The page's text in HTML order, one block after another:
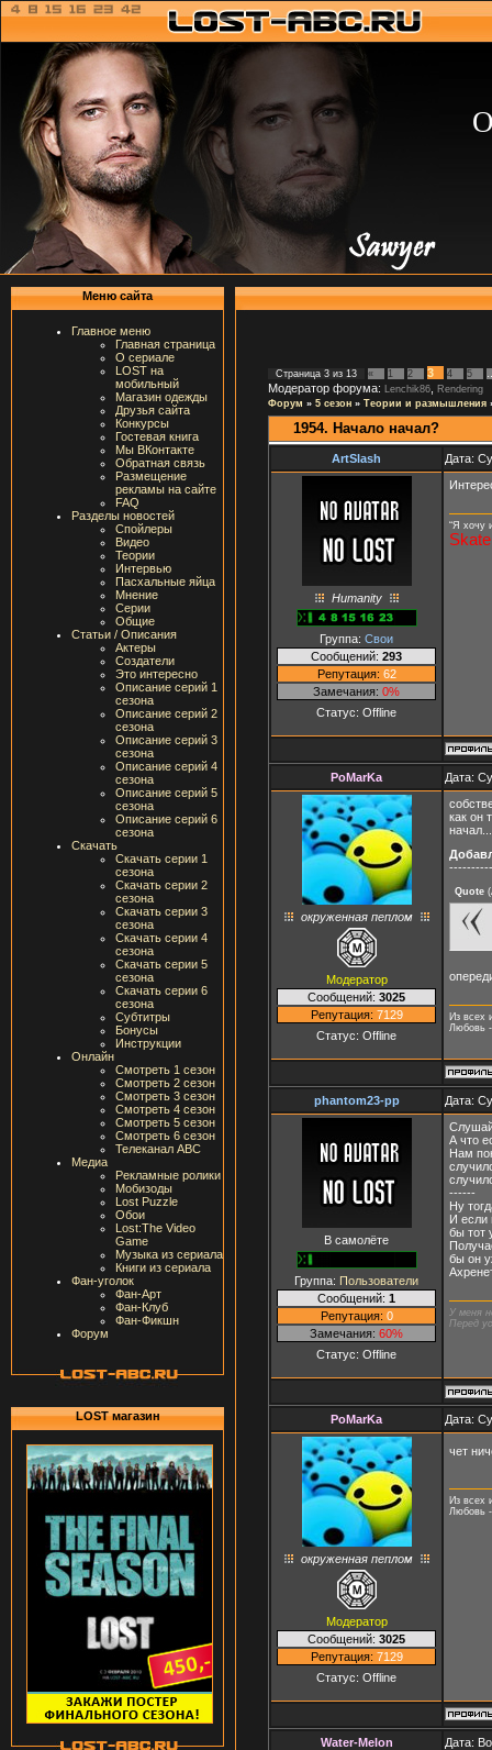
Меню сайта
Главное меню
Главная страница
О сериале
LOST на
мобильный
Магазин одежды
Друзья сайта
Конкурсы
Гостевая книга
Мы ВКонтакте
Обратная связь
Размещение
рекламы на сайте
FAQ
Разделы новостей
Спойлеры
Видео
Теории
Интервью
Пасхальные яйца
Мнение
Серии
Общие
Статьи / Описания
Актеры
Создатели
Это интересно
Описание серий 1
сезона
Описание серий 2
сезона
Описание серий 3
сезона
Описание серий 4
сезона
Описание серий 5
сезона
Описание серий 6
сезона
Скачать
Скачать серии 1
сезона
Скачать серии 2
сезона
Скачать серии 3
сезона
Скачать серии 4
сезона
Скачать серии 5
сезона
Скачать серии 6
сезона
Субтитры
Бонусы
Инструкции
Онлайн
Смотреть 1 сезон
Смотреть 2 сезон
Смотреть 3 сезон
Смотреть 4 сезон
Смотреть 5 сезон
Смотреть 6 сезон
Телеканал ABC
Медиа
Рекламные ролики
Мобизоды
Lost Puzzle
Обои
Lost:The Video
Game
Музыка из сериала
Книги из сериала
Фан-уголок
Фан-Арт
Фан-Клуб
Фан-Фикшн
Форум
LOST магазин
Страница 3 из 13 « 1 2 3 4 5
Модератор форума: Lenchik86
Rendering
Форум » 5 сезон » Теории и размышления
1954. Начало начал?
ArtSlash Дата:
Humanity
Группа: Свои
Сообщений: 293
Репутация: 62
Замечания: 0%
Статус: Offline
“Я хочу
Skate
PoMarKa Дата:
окруженная пеплом
Модератор
Сообщений: 3025
Репутация: 7129
Статус: Offline
как он
Quote (
Из всех
Любовь -
phantom23-pp Дата:
В самолёте
Группа: Пользователи
Сообщений: 1
Репутация: 0
Замечания: 60%
Статус: Offline
А что
Нам
------
Ну
И если
бы тот
бы он
У меня
Перед
PoMarKa Дата:
окруженная пеплом
Модератор
Сообщений: 3025
Репутация: 7129
Статус: Offline
чет
Из всех
Любовь
Water-Melon Дата: